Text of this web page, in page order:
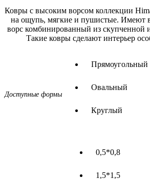
Ковры с высоким ворсом коллекции
на ощупь, мягкие и пушистые. Имеют
ворс комбинированный из скупченной
Такие ковры сделают интерьер
Доступные формы
Прямоугольный
Овальный
Круглый
0,5*0,8
1,5*1,5